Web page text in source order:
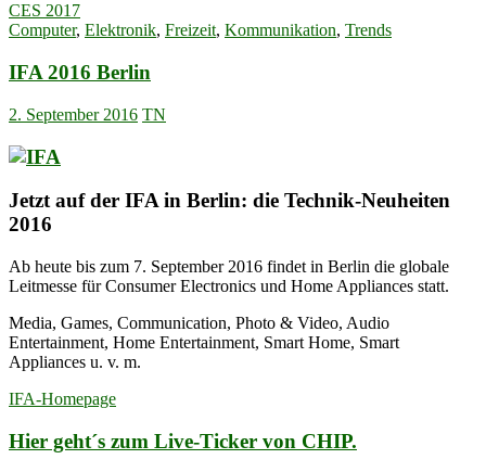
CES 2017
Computer, Elektronik, Freizeit, Kommunikation, Trends
IFA 2016 Berlin
2. September 2016 TN
Jetzt auf der IFA in Berlin: die Technik-Neuheiten
2016
Ab heute bis zum 7. September 2016 findet in Berlin die globale
Leitmesse für Consumer Electronics und Home Appliances statt.
Media, Games, Communication, Photo & Video, Audio
Entertainment, Home Entertainment, Smart Home, Smart
Appliances u. v. m.
IFA-Homepage
Hier geht´s zum Live-Ticker von CHIP.